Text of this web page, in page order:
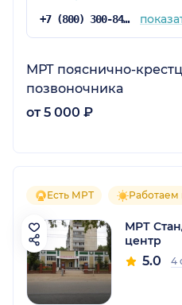
+7 (800) 300-84-62
МРТ пояснично-
позвоночника
от 5 000 ₽
Есть МРТ Работаем
МРТ
центр
5.0 4